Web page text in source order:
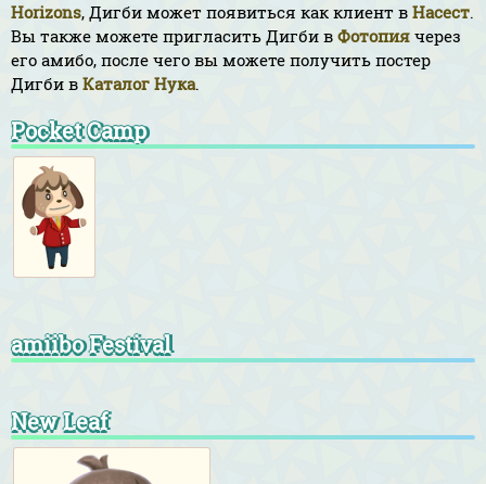
Horizons, Дигби может появиться как клиент в Насест.
Вы также можете пригласить Дигби в Фотопия через
его амибо, после чего вы можете получить постер
Дигби в Каталог Нука.
Pocket Camp
amiibo Festival
New Leaf